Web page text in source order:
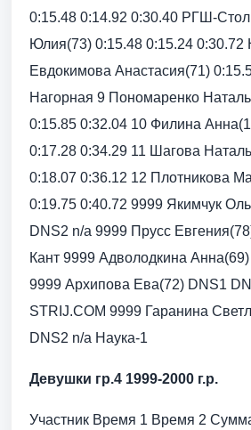
0:15.48 0:14.92 0:30.40 РГШ-
Юлия(73) 0:15.48 0:15.24 0:30.72
Евдокимова Анастасия(71)
Нагорная 9 Пономаренко
0:15.85 0:32.04 10 Филина
0:17.28 0:34.29 11 Шагова
0:18.07 0:36.12 12 Плотникова
0:19.75 0:40.72 9999 Якимчук
DNS2 n/a 9999 Прусс
Кант 9999 Адволодкина
9999 Архипова Ева(72) DNS1
STRIJ.COM 9999 Гаранина
DNS2 n/a Наука-1
Девушки гр.4 1999-2000 г.р.
Участник Время 1 Время 2